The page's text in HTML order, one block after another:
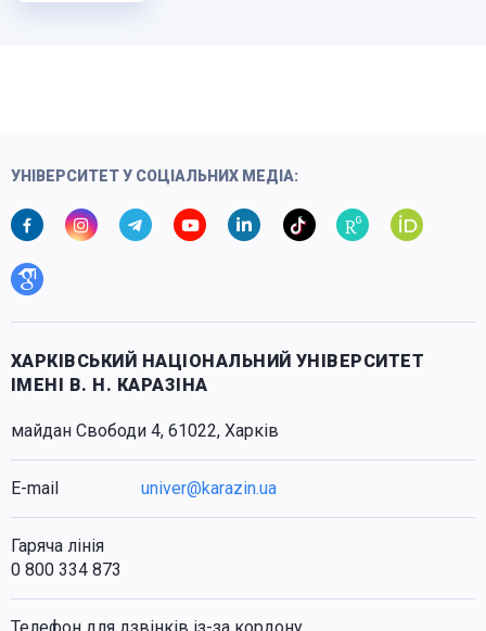
УНІВЕРСИТЕТ У СОЦІАЛЬНИХ МЕДІА:
ХАРКІВСЬКИЙ НАЦІОНАЛЬНИЙ УНІВЕРСИТЕТ
ІМЕНІ В. Н. КАРАЗІНА
майдан Свободи 4, 61022, Харків
E-mail univer@karazin.ua
Гаряча лінія
0 800 334 873